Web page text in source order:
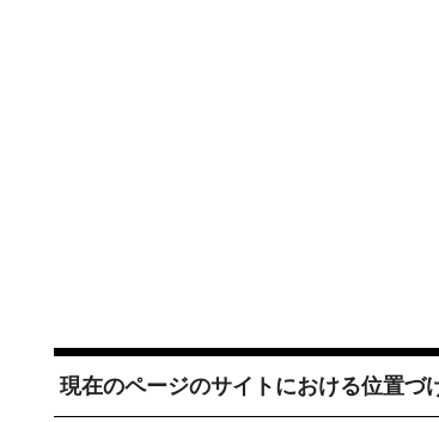
現在のページのサイトにおける位置づ